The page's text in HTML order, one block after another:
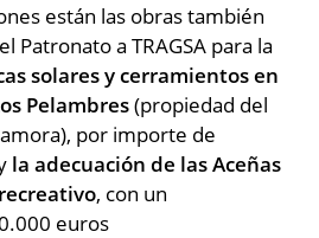
están las obras también
Patronato a TRAGSA para la
solares y cerramientos en
Pelambres(propiedad del
por importe de
la adecuación de las Aceñas
, con un
euros